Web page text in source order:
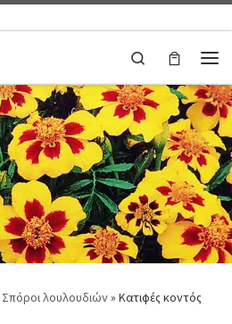
Search
Σπόροι λουλουδιών» Κατιφές κοντός